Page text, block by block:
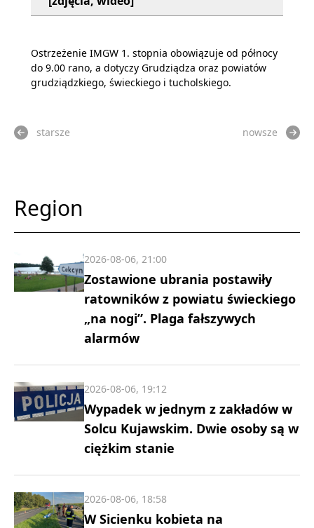
Ostrzeżenie IMGW 1. stopnia obowiązuje od północy
do 9.00 rano, a dotyczy Grudziądza oraz powiatów
grudziądzkiego, świeckiego i tucholskiego.
starsze nowsze
Region
Zostawione ubrania postawiły
ratowników z powiatu świeckiego
„na nogi”. Plaga fałszywych
alarmów
2026-08-06, 21:00
Wypadek w jednym z zakładów w
Solcu Kujawskim. Dwie osoby są w
ciężkim stanie
2026-08-06, 19:12
W Sicienku kobieta na
2026-08-06, 18:58